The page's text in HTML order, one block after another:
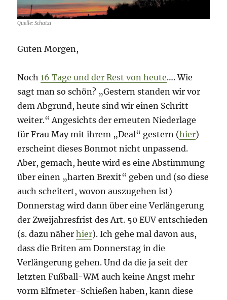
Quelle: Schatzi
Guten Morgen,
Noch16 Tage und der Rest von heute…. Wie
sagt man so schön? „Gestern standen wir vor
dem Abgrund, heute sind wir einen Schritt
weiter.“ Angesichts der erneuten Niederlage
für Frau May mit ihrem „Deal“ gestern (hier)
erscheint dieses Bonmot nicht unpassend.
Aber, gemach, heute wird es eine Abstimmung
über einen „harten Brexit“ geben und (so diese
auch scheitert, wovon auszugehen ist)
Donnerstag wird dann über eine Verlängerung
der Zweijahresfrist des Art. 50 EUV entschieden
(s. dazu näherhier). Ich gehe mal davon aus,
dass die Briten am Donnerstag in die
Verlängerung gehen. Und da die ja seit der
letzten Fußball-WM auch keine Angst mehr
vorm Elfmeter-Schießen haben, kann diese